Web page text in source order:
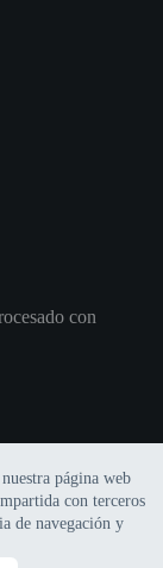
página web
con terceros
de navegación y
con
por el